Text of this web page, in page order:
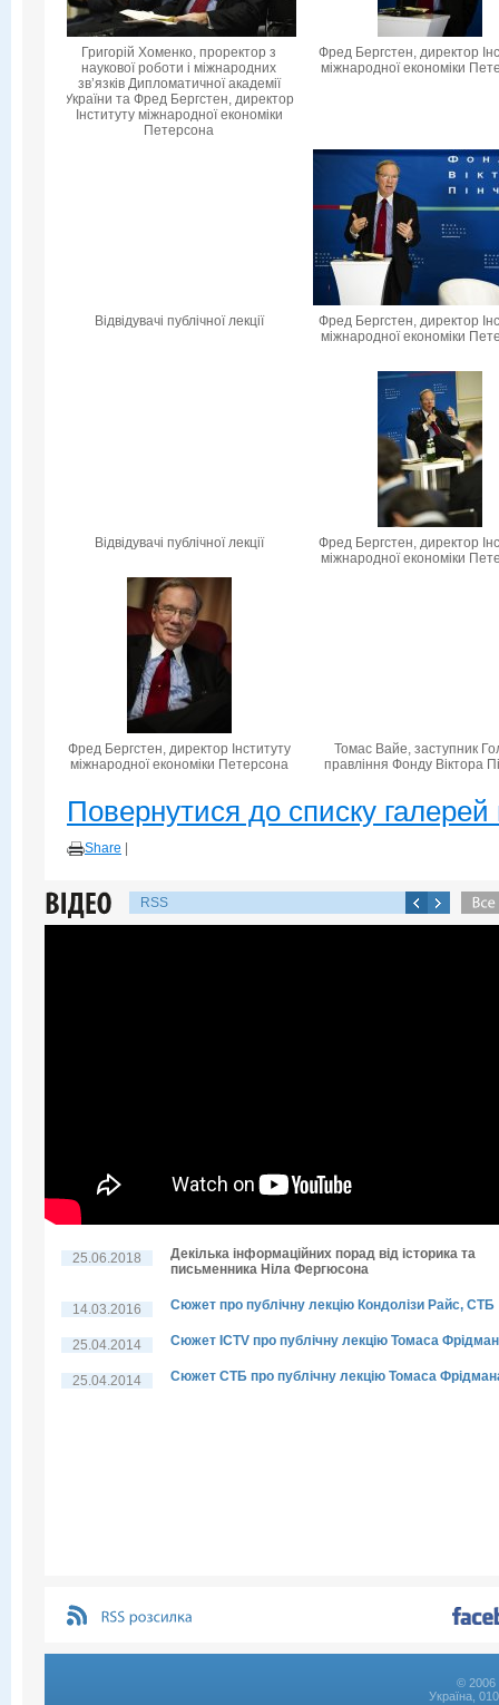
Григорій Хоменко, проректор з
наукової роботи і міжнародних
зв’язків Дипломатичної академії
України та Фред Бергстен, директор
Інституту міжнародної економіки
Петерсона
Фред Бергстен, директор
міжнародної економіки
Відвідувачі публічної лекції
Фред Бергстен, директор
міжнародної економіки
Відвідувачі публічної лекції
Фред Бергстен, директор
міжнародної економіки
Фред Бергстен, директор Інституту
міжнародної економіки Петерсона
Томас Вайе, заступник
правління Фонду Віктора
Повернутися до списку галерей
Share
RSS
25.06.2018
Декілька інформаційних порад від історика та
письменника Ніла Фергюсона
14.03.2016 Сюжет про публічну лекцію Кондолізи Райс, СТБ
25.04.2014 Сюжет ICTV про публічну лекцію Томаса
25.04.2014 Сюжет СТБ про публічну лекцію Томаса
© 2006
Україна,